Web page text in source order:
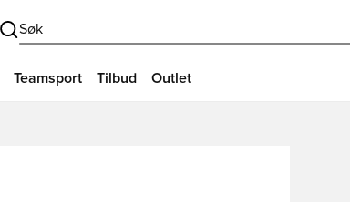
Søk
Teamsport Tilbud Outlet